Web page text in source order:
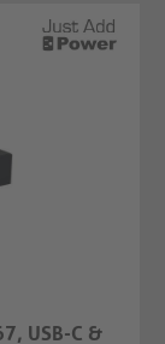
USB-C &